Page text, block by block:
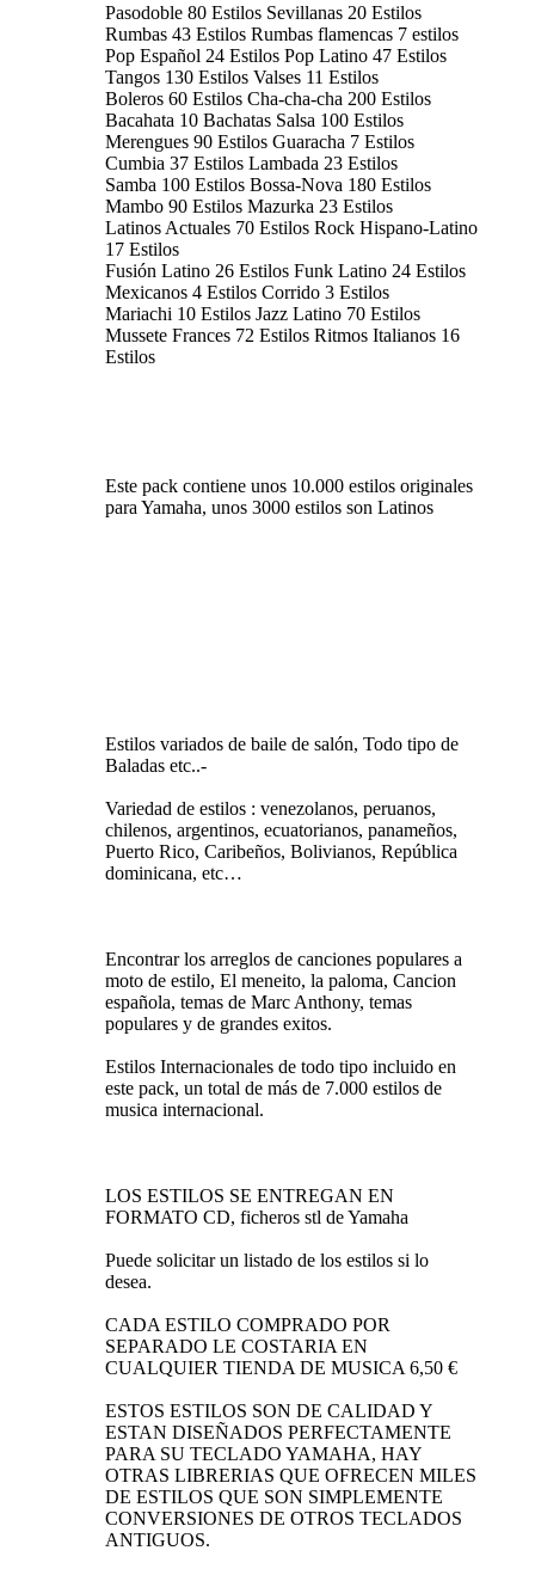
Pasodoble 80 Estilos Sevillanas 20 Estilos
Rumbas 43 Estilos Rumbas flamencas 7 estilos
Pop Español 24 Estilos Pop Latino 47 Estilos
Tangos 130 Estilos Valses 11 Estilos
Boleros 60 Estilos Cha-cha-cha 200 Estilos
Bacahata 10 Bachatas Salsa 100 Estilos
Merengues 90 Estilos Guaracha 7 Estilos
Cumbia 37 Estilos Lambada 23 Estilos
Samba 100 Estilos Bossa-Nova 180 Estilos
Mambo 90 Estilos Mazurka 23 Estilos
Latinos Actuales 70 Estilos Rock Hispano-Latino
17 Estilos
Fusión Latino 26 Estilos Funk Latino 24 Estilos
Mexicanos 4 Estilos Corrido 3 Estilos
Mariachi 10 Estilos Jazz Latino 70 Estilos
Mussete Frances 72 Estilos Ritmos Italianos 16
Estilos
Este pack contiene unos 10.000 estilos originales
para Yamaha, unos 3000 estilos son Latinos
Estilos variados de baile de salón, Todo tipo de
Baladas etc..-
Variedad de estilos : venezolanos, peruanos,
chilenos, argentinos, ecuatorianos, panameños,
Puerto Rico, Caribeños, Bolivianos, República
dominicana, etc…
Encontrar los arreglos de canciones populares a
moto de estilo, El meneito, la paloma, Cancion
española, temas de Marc Anthony, temas
populares y de grandes exitos.
Estilos Internacionales de todo tipo incluido en
este pack, un total de más de 7.000 estilos de
musica internacional.
LOS ESTILOS SE ENTREGAN EN
FORMATO CD, ficheros stl de Yamaha
Puede solicitar un listado de los estilos si lo
desea.
CADA ESTILO COMPRADO POR
SEPARADO LE COSTARIA EN
CUALQUIER TIENDA DE MUSICA 6,50 €
ESTOS ESTILOS SON DE CALIDAD Y
ESTAN DISEÑADOS PERFECTAMENTE
PARA SU TECLADO YAMAHA, HAY
OTRAS LIBRERIAS QUE OFRECEN MILES
DE ESTILOS QUE SON SIMPLEMENTE
CONVERSIONES DE OTROS TECLADOS
ANTIGUOS.